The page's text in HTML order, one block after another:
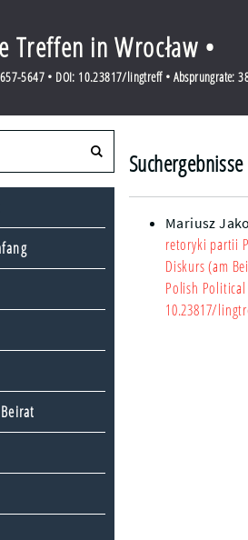
Treffen in Wrocław •
5647 • DOI: 10.23817/lingtreff • Absprungrate:
Mariusz
retoryki partii
Diskurs (am
Polish
10.23817/